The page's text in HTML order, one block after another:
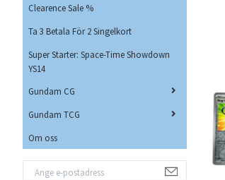
Clearence Sale %
Ta 3 Betala För 2 Singelkort
Super Starter: Space-Time Showdown
YS14
Gundam CG
Gundam TCG
Om oss